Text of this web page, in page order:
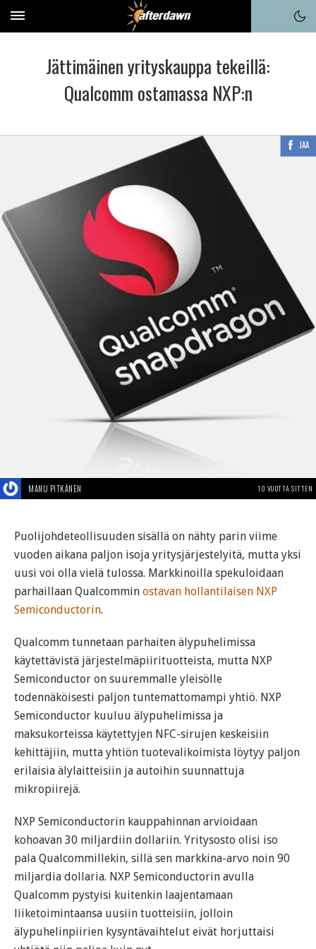
Jättimäinen yrityskauppa tekeillä:
Qualcomm ostamassa NXP:n
JAA
MANU PITKÄNEN 10 VUOTTA SITTEN
Puolijohdeteollisuuden sisällä on nähty parin viime
vuoden aikana paljon isoja yritysjärjestelyitä, mutta yksi
uusi voi olla vielä tulossa. Markkinoilla spekuloidaan
parhaillaan Qualcommin ostavan hollantilaisen NXP
Semiconductorin.
Qualcomm tunnetaan parhaiten älypuhelimissa
käytettävistä järjestelmäpiirituotteista, mutta NXP
Semiconductor on suuremmalle yleisölle
todennäköisesti paljon tuntemattomampi yhtiö. NXP
Semiconductor kuuluu älypuhelimissa ja
maksukorteissa käytettyjen NFC-sirujen keskeisiin
kehittäjiin, mutta yhtiön tuotevalikoimista löytyy paljon
erilaisia älylaitteisiin ja autoihin suunnattuja
mikropiirejä.
NXP Semiconductorin kauppahinnan arvioidaan
kohoavan 30 miljardiin dollariin. Yritysosto olisi iso
pala Qualcommillekin, sillä sen markkina-arvo noin 90
miljardia dollaria. NXP Semiconductorin avulla
Qualcomm pystyisi kuitenkin laajentamaan
liiketoimintaansa uusiin tuotteisiin, jolloin
älypuhelinpiirien kysyntävaihtelut eivät horjuttaisi